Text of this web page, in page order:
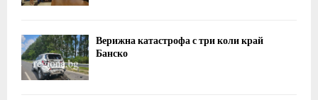
Верижна катастрофа с три коли край
Банско